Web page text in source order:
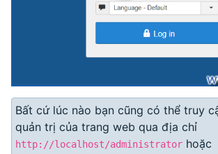
Bất cứ lúc nào bạn cũng có thể truy
quản trị của trang web qua địa chỉ
http://localhost/administrator hoặc